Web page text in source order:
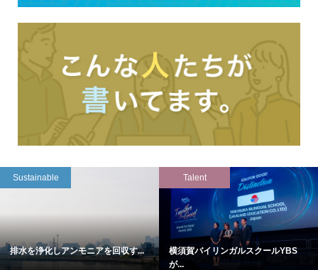
Sustainable
排水を浄化しアンモニアを回収す...
Talent
横須賀バイリンガルスクールYBS
が...